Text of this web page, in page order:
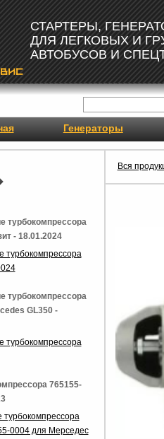
СТАРТЕРЫ,
ДЛЯ ЛЕГКОВЫХ И
АВТОБУСОВ И
Генераторы
Вся
турбокомпрессора
- 18.01.2024
турбокомпрессора
турбокомпрессора
GL350 -
турбокомпрессора
765155-
турбокомпрессора
0004 для Мерседес